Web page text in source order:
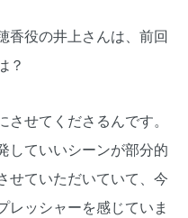
役の井上さんは、前回
？
せてくださるんです。
していいシーンが部分的
せていただいていて、今
レッシャーを感じていま